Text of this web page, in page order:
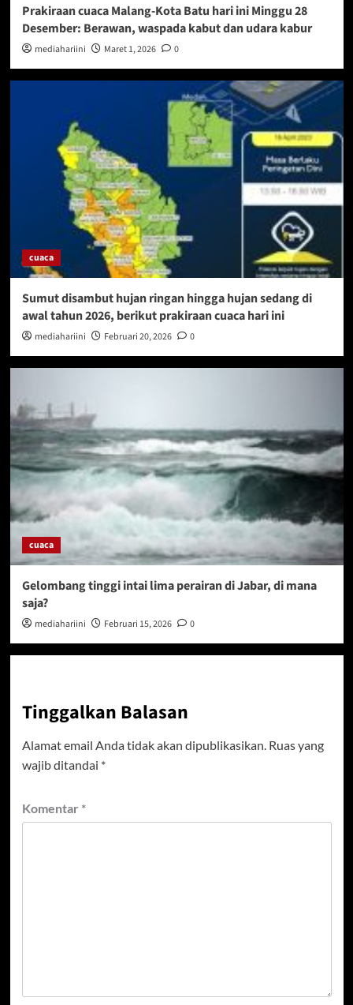
Prakiraan cuaca Malang-Kota Batu hari ini Minggu 28
Desember: Berawan, waspada kabut dan udara kabur
mediahariini Maret 1, 2026 0
cuaca
Sumut disambut hujan ringan hingga hujan sedang di
awal tahun 2026, berikut prakiraan cuaca hari ini
mediahariini Februari 20, 2026 0
cuaca
Gelombang tinggi intai lima perairan di Jabar, di mana
saja?
mediahariini Februari 15, 2026 0
Tinggalkan Balasan
Alamat email Anda tidak akan dipublikasikan. Ruas yang
wajib ditandai *
Komentar *